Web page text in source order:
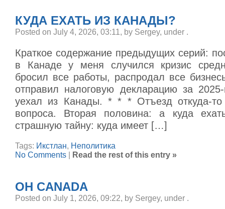
КУДА ЕХАТЬ ИЗ КАНАДЫ?
Posted on July 4, 2026, 03:11, by Sergey, under .
Краткое содержание предыдущих серий:
в Канаде у меня случился кризис
бросил все работы, распродал все
отправил налоговую декларацию за
уехал из Канады. * * * Отъезд откуда-
вопроса. Вторая половина: а куда
страшную тайну: куда имеет […]
Tags: Икстлан, Неполитика
No Comments
Read the rest of this entry »
OH CANADA
Posted on July 1, 2026, 09:22, by Sergey, under .